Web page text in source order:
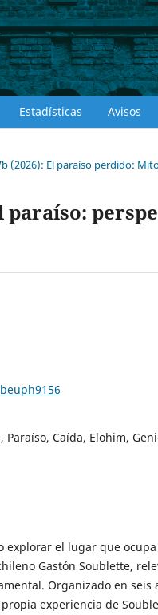
Estadísticas Avisos
(2026): El paraíso perdido:
Paraíso, Caída, Elohim,
explorar el lugar que
Gastón Soublette,
Organizado en seis
experiencia de